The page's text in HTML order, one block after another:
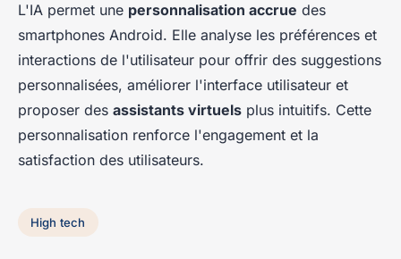
L'IA permet une personnalisation accrue des
smartphones Android. Elle analyse les préférences et
interactions de l'utilisateur pour offrir des suggestions
personnalisées, améliorer l'interface utilisateur et
proposer des assistants virtuels plus intuitifs. Cette
personnalisation renforce l'engagement et la
satisfaction des utilisateurs.
High tech